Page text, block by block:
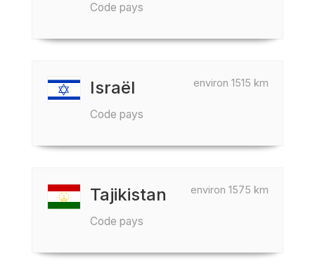
Code pays
environ 1515 km
Israël
Code pays
environ 1575 km
Tajikistan
Code pays